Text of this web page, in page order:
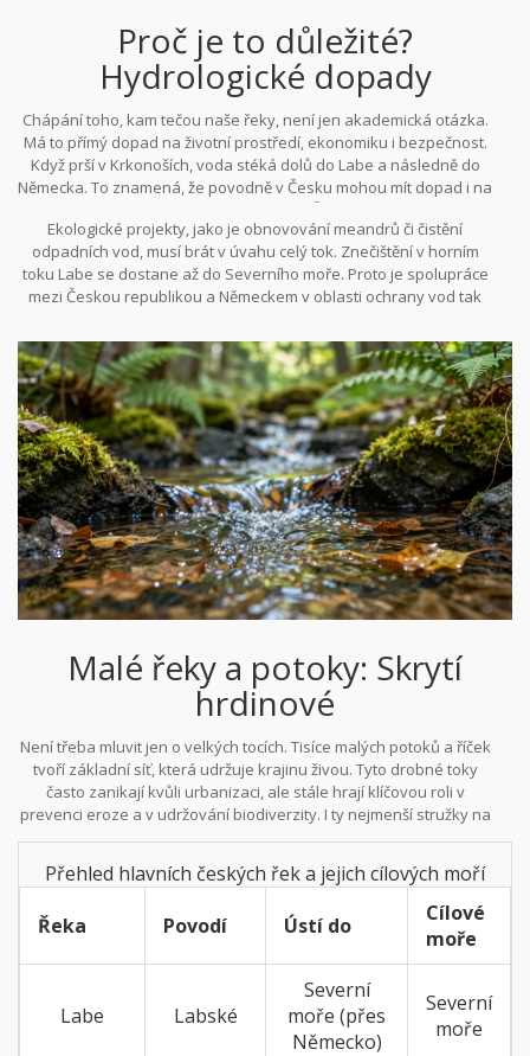
Proč je to důležité?
Hydrologické dopady
Chápání toho, kam tečou naše řeky, není jen akademická otázka.
Má to přímý dopad na životní prostředí, ekonomiku i bezpečnost.
Když prší v Krkonoších, voda stéká dolů do Labe a následně do
Německa. To znamená, že povodně v Česku mohou mít dopad i na
sousední země. Naopak, sucha v oblasti Šumavy ovlivňují hladinu
Vltavy a tím i zásoby vody pro Prahu.
Ekologické projekty, jako je obnovování meandrů či čistění
odpadních vod, musí brát v úvahu celý tok. Znečištění v horním
toku Labe se dostane až do Severního moře. Proto je spolupráce
mezi Českou republikou a Německem v oblasti ochrany vod tak
všechny uživatele.
Malé řeky a potoky: Skrytí
hrdinové
Není třeba mluvit jen o velkých tocích. Tisíce malých potoků a říček
tvoří základní síť, která udržuje krajinu živou. Tyto drobné toky
často zanikají kvůli urbanizaci, ale stále hrají klíčovou roli v
prevenci eroze a v udržování biodiverzity. I ty nejmenší stružky na
venkově jsou součástí Labského povodí a jejich voda nakonec
Přehled hlavních českých řek a jejich cílových moří
Řeka
Povodí Ústí do
Cílové
moře
Labe Labské
Severní
moře (přes
Německo)
Severní
moře